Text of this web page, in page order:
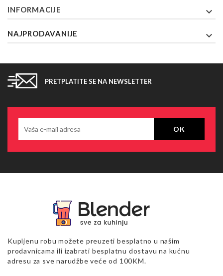
INFORMACIJE 
NAJPRODAVANIJE 
PRETPLATITE SE NA NEWSLETTER
Kupljenu robu možete preuzeti besplatno u našim
prodavnicama ili izabrati besplatnu dostavu na kućnu
adresu za sve narudžbe veće od 100KM.